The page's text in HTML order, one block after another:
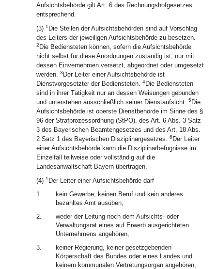
Aufsichtsbehörde gilt Art. 6 des Rechnungshofgesetzes
entsprechend.
(3) 1 Die Stellen der Aufsichtsbehörden sind auf Vorschlag
des Leiters der jeweiligen Aufsichtsbehörde zu besetzen.
2 Die Bediensteten können, sofern die Aufsichtsbehörde
nicht selbst für diese Anordnungen zuständig ist, nur mit
dessen Einvernehmen versetzt, abgeordnet oder umgesetzt
werden. 3 Der Leiter einer Aufsichtsbehörde ist
Dienstvorgesetzter der Bediensteten. 4Die Bediensteten
sind in ihrer Tätigkeit nur an dessen Weisungen gebunden
und unterstehen ausschließlich seiner Dienstaufsicht. 5 Die
Aufsichtsbehörde ist oberste Dienstbehörde im Sinne des §
96 der Strafprozessordnung (StPO), des Art. 6 Abs. 3 Satz
3 des Bayerischen Beamtengesetzes und des Art. 18 Abs.
2 Satz 1 des Bayerischen Disziplinargesetzes. 6 Der Leiter
einer Aufsichtsbehörde kann die Disziplinarbefugnisse im
Einzelfall teilweise oder vollständig auf die
Landesanwaltschaft Bayern übertragen.
(4) 1 Der Leiter einer Aufsichtsbehörde darf
1.
kein Gewerbe, keinen Beruf und kein anderes
bezahltes Amt ausüben,
2.
weder der Leitung noch dem Aufsichts- oder
Verwaltungsrat eines auf Erwerb ausgerichteten
Unternehmens angehören,
3.
keiner Regierung, keiner gesetzgebenden
Körperschaft des Bundes oder eines Landes und
keinem kommunalen Vertretungsorgan angehören,